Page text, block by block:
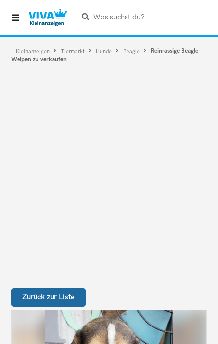
Was suchst du?
Kleinanzeigen Tiermarkt Hunde Beagle
Reinrassige Beagle-
Welpen zu verkaufen
Zurück zur Liste